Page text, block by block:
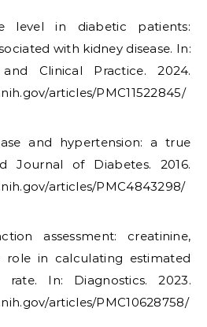
level in diabetic patients:
with kidney disease. In:
Clinical Practice. 2024.
articles/PMC11522845/
and hypertension: a true
Journal of Diabetes. 2016.
articles/PMC4843298/
assessment: creatinine,
role in calculating estimated
rate. In: Diagnostics. 2023.
articles/PMC10628758/